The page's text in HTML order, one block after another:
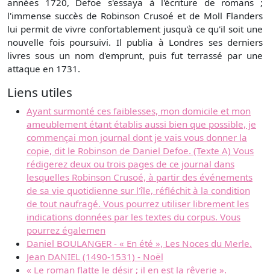
l'immense succès de Robinson Crusoé et de Moll Flanders
lui permit de vivre confortablement jusqu'à ce qu'il soit une
nouvelle fois poursuivi. Il publia à Londres ses derniers
livres sous un nom d'emprunt, puis fut terrassé par une
attaque en 1731.
Liens utiles
Ayant surmonté ces faiblesses, mon domicile et mon
ameublement étant établis aussi bien que possible, je
commençai mon journal dont je vais vous donner la
copie, dit le Robinson de Daniel Defoe. (Texte A) Vous
rédigerez deux ou trois pages de ce journal dans
lesquelles Robinson Crusoé, à partir des événements
de sa vie quotidienne sur l'île, réfléchit à la condition
de tout naufragé. Vous pourrez utiliser librement les
indications données par les textes du corpus. Vous
pourrez égalemen
Daniel BOULANGER - « En été », Les Noces du Merle.
Jean DANIEL (1490-1531) - Noël
« Le roman flatte le désir ; il en est la rêverie ».